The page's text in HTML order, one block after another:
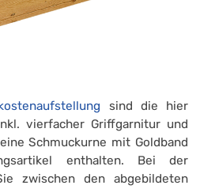
sind die hier
vierfacher Griffgarnitur und
Schmuckurne mit Goldband
enthalten. Bei der
zwischen den abgebildeten